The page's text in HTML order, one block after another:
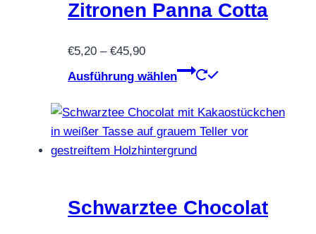
Zitronen Panna Cotta
€5,20 – €45,90Preisspanne:
€5,20
€45,90
Ausführung wählen
Dieses
weist
mehrere
Optionen
Schwarztee Chocolat